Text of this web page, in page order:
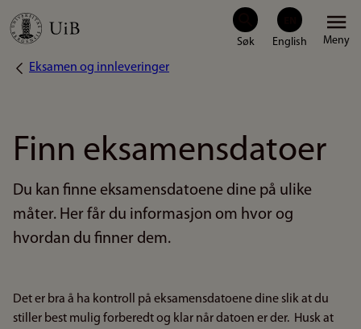
Hopp
hovedinnhold
Meny
Navigasjonssti
Eksamen og innleveringer
Finn eksamensdatoer
Du kan finne eksamensdatoene dine på ulike
måter. Her får du informasjon om hvor og
hvordan du finner dem.
Det er bra å ha kontroll på eksamensdatoene dine slik at du
stiller best mulig forberedt og klar når datoen er der. Husk at